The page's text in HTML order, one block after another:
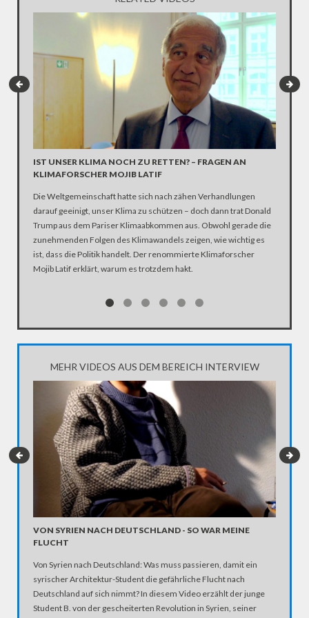
IST UNSER KLIMA NOCH ZU RETTEN? – FRAGEN AN
KLIMAFORSCHER MOJIB LATIF
Die Weltgemeinschaft hatte sich nach zähen Verhandlungen
darauf geeinigt, unser Klima zu schützen – doch dann trat Donald
Trump aus dem Pariser Klimaabkommen aus. Obwohl gerade die
zunehmenden Folgen des Klimawandels zeigen, wie wichtig es
ist, dass die Politik handelt. Der renommierte Klimaforscher
Mojib Latif erklärt, warum es trotzdem hakt.
MEHR VIDEOS AUS DEM BEREICH INTERVIEW
VON SYRIEN NACH DEUTSCHLAND - SO WAR MEINE
FLUCHT
Von Syrien nach Deutschland: Was muss passieren, damit ein
syrischer Architektur-Student die gefährliche Flucht nach
Deutschland auf sich nimmt? In diesem Video erzählt der junge
Student B. von der gescheiterten Revolution in Syrien, seiner